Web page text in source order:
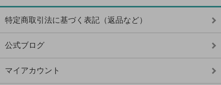
特定商取引法に基づく表記（返品など）
公式ブログ
マイアカウント